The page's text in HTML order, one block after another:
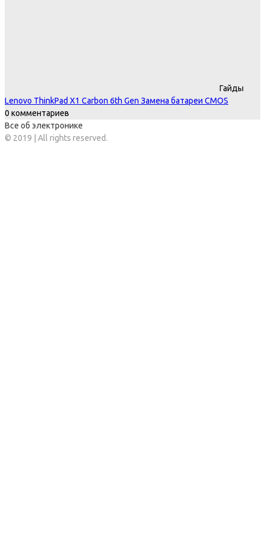
Гайды
Lenovo ThinkPad X1 Carbon 6th Gen Замена батареи CMOS
0 комментариев
Все об электронике
© 2019 | All rights reserved.